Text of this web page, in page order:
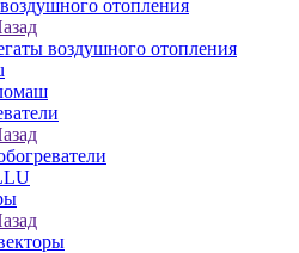
отопления
воздушного отопления